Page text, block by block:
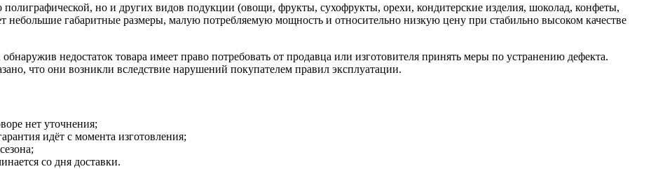
полиграфической, но и других видов подукции (овощи, фрукты, сухофрукты, орехи, кондитерские изделия, шоколад, конфеты,
габаритные размеры, малую потребляемую мощность и относительно низкую цену при стабильно высоком качестве
недостаток товара имеет право потребовать от продавца или изготовителя принять меры по устранению дефекта.
что они возникли вследствие нарушений покупателем правил эксплуатации.
нет уточнения;
идёт с момента изготовления;
со дня доставки.